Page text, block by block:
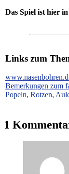
Das Spiel ist hier
Links zum
Bemerkungen zum
Popeln, Rotzen,
1